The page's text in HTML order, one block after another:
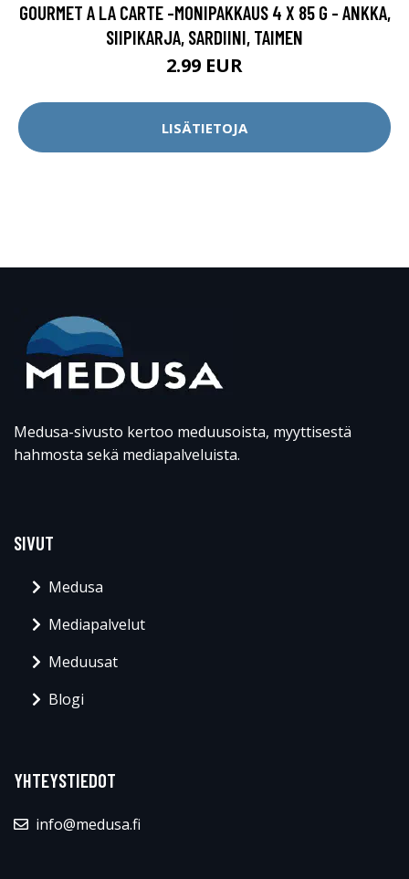
GOURMET A LA CARTE -MONIPAKKAUS 4 X 85 G - ANKKA,
SIIPIKARJA, SARDIINI, TAIMEN
2.99 EUR
LISÄTIETOJA
Medusa-sivusto kertoo meduusoista, myyttisestä
hahmosta sekä mediapalveluista.
SIVUT
Medusa
Mediapalvelut
Meduusat
Blogi
YHTEYSTIEDOT
info@medusa.fi